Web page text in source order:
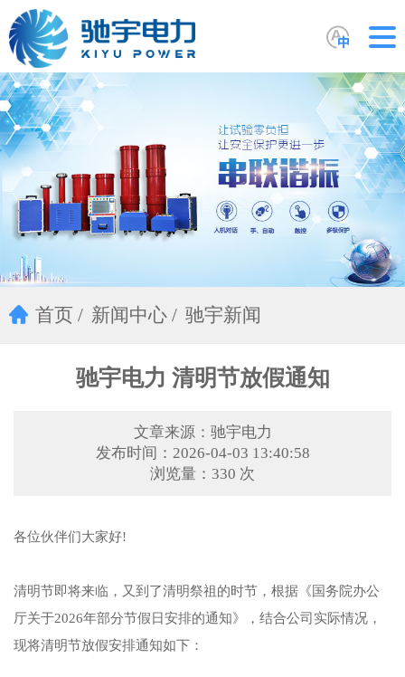
首页 新闻中心 驰宇新闻
驰宇电力 清明节放假通知
文章来源：驰宇电力
发布时间：2026-04-03 13:40:58
浏览量：330 次
各位伙伴们大家好!
清明节即将来临，又到了清明祭祖的时节，根据《国务院办公
厅关于2026年部分节假日安排的通知》，结合公司实际情况，
现将清明节放假安排通知如下：